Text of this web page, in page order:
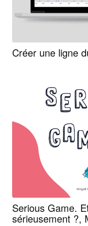
Créer une ligne
Serious Game.
sérieusement ?,